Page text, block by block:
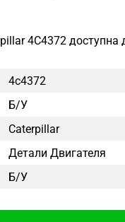
4C4372 доступна
4c4372
Б/у
Caterpillar
Детали Двигателя
Б/у